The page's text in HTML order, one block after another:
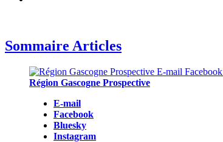
Sommaire Articles
Région Gascogne Prospective
E-mail
Facebook
Bluesky
Instagram